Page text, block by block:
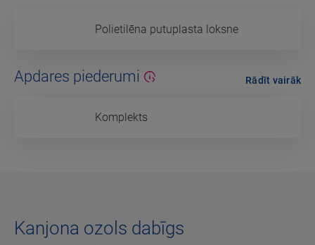
Polietilēna putuplasta loksne
Apdares piederumi
Komplekts
Rādīt vairāk
Kanjona ozols dabīgs